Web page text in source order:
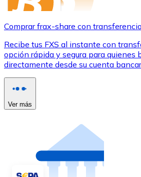
Comprar frax-share con
Recibe tus FXS al instante con
opción rápida y segura para quienes
directamente desde su cuenta
Ver más